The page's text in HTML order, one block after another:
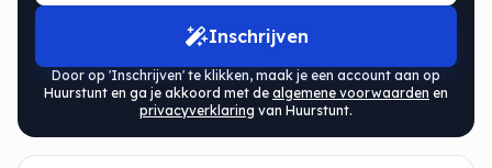
Inschrijven
Door op 'Inschrijven' te klikken, maak je een account aan op
Huurstunt en ga je akkoord met de algemene voorwaarden en
privacyverklaring van Huurstunt.